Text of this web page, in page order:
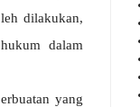
dilakukan,
hukum dalam
yang